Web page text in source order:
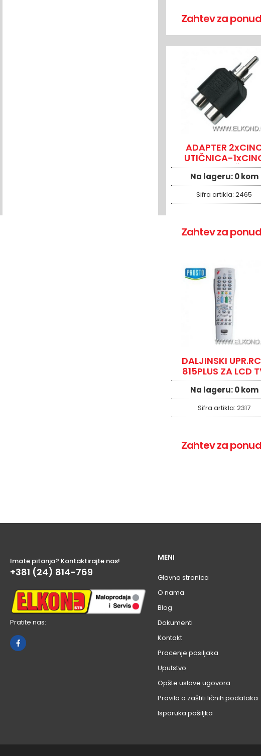
Zahtev za
ADAPTER
UTIČNICA-
UTIKAČ
Na lageru:0 kom
Sifra artikla:2465
Zahtev za
DALJINSKI
815PLUS ZA LCD
UNIVERZALNI
Na lageru:0 kom
Sifra artikla:2317
Zahtev za
Imate pitanja? Kontaktirajte nas!
+381 (24) 814-769
Pratite nas:
MENI
Glavna stranica
O nama
Blog
Dokumenti
Kontakt
Pracenje posiljaka
Uputstvo
Opšte uslove ugovora
Pravila o zaštiti ličnih podataka
Isporuka pošiljka